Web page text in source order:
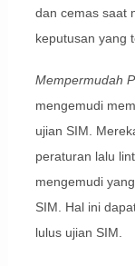
dan cemas saat
keputusan yang
Mempermudah
mengemudi
ujian SIM.
peraturan lalu
mengemudi
SIM. Hal ini
lulus ujian SIM.